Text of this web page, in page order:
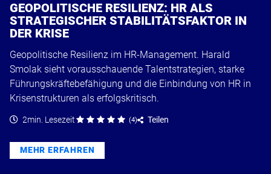
GEOPOLITISCHE RESILIENZ: HR ALS
STRATEGISCHER STABILITÄTSFAKTOR IN
DER KRISE
Geopolitische Resilienz im HR-Management. Harald
Smolak sieht vorausschauende Talentstrategien, starke
Führungskräftebefähigung und die Einbindung von HR in
Krisenstrukturen als erfolgskritisch.
2min. Lesezeit (4) Teilen
MEHR ERFAHREN